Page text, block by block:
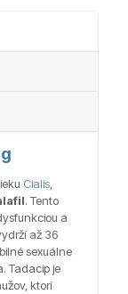
Cialis
. Tento
a
až 36
sexuálne
Tadacip je
ktorí